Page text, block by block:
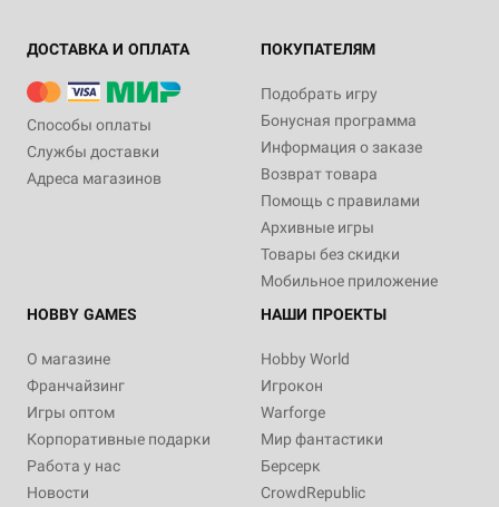
ДОСТАВКА И ОПЛАТА
Способы оплаты
Службы доставки
Адреса магазинов
ПОКУПАТЕЛЯМ
Подобрать игру
Бонусная программа
Информация о заказе
Возврат товара
Помощь с правилами
Архивные игры
Товары без скидки
Мобильное приложение
HOBBY GAMES
О магазине
Франчайзинг
Игры оптом
Корпоративные подарки
Работа у нас
Новости
НАШИ ПРОЕКТЫ
Hobby World
Игрокон
Warforge
Мир фантастики
Берсерк
CrowdRepublic